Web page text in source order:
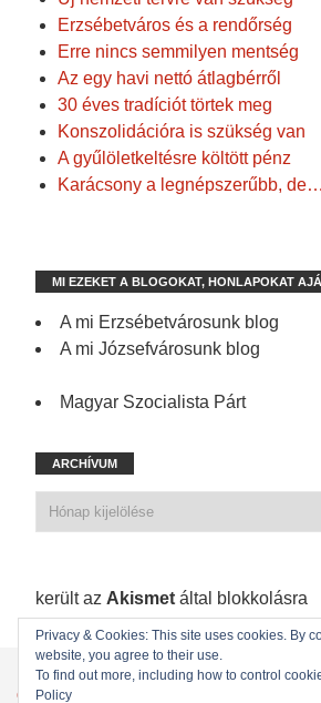
Erzsébetváros és a rendőrség
Erre nincs semmilyen mentség
Az egy havi nettó átlagbérről
30 éves tradíciót törtek meg
Konszolidációra is szükség van
A gyűlöletkeltésre költött pénz
Karácsony a legnépszerűbb, de…
MI EZEKET A BLOGOKAT, HONLAPOKAT
A mi Erzsébetvárosunk blog
A mi Józsefvárosunk blog
Magyar Szocialista Párt
ARCHÍVUM
került az Akismet által blokkolásra
KEZDŐLAP
ÖNKORMÁNYZATI
ÖNKORMÁNYZAT
Privacy & Cookies: This site uses cookies. By
website, you agree to their use.
To find out more, including how to control
Policy